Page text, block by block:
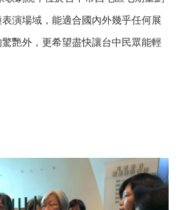
演場域，能適合國內外幾乎任何展
艷外，更希望盡快讓台中民眾能輕